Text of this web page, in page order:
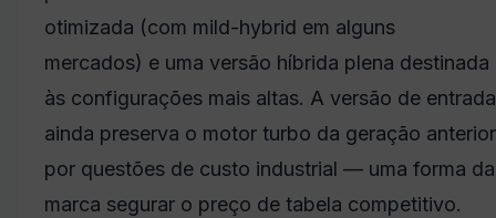
otimizada (com mild-hybrid em alguns
mercados) e uma versão híbrida plena destinada
às configurações mais altas. A versão de entrada
ainda preserva o motor turbo da geração anterior
por questões de custo industrial — uma forma da
marca segurar o preço de tabela competitivo.